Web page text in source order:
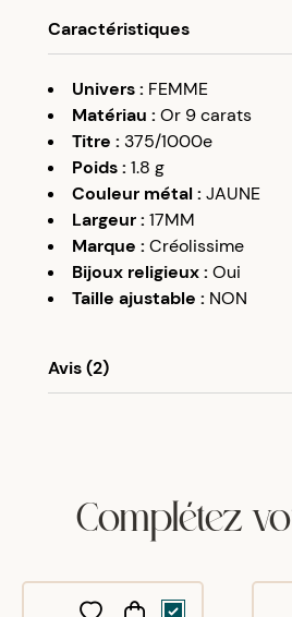
Caractéristiques
Univers: FEMME
Matériau : Or 9 carats
Titre : 375/1000e
Poids: 1.8 g
Couleur métal: JAUNE
Largeur: 17MM
Marque : Créolissime
Bijoux religieux: Oui
Taille ajustable : NON
Avis (2)
Complétez